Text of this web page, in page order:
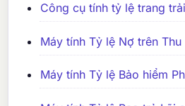
Công cụ tính tỷ lệ trang
Máy tính Tỷ lệ Nợ trên Thu
Máy tính Tỷ lệ Bảo hiểm